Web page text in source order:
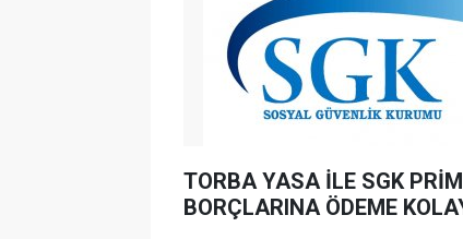
TORBA YASA İLE SGK PRİM
BORÇLARINA ÖDEME